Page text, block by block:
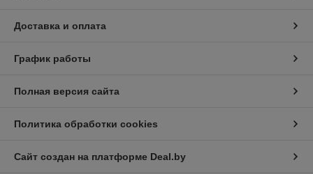
Доставка и оплата
График работы
Полная версия сайта
Политика обработки cookies
Сайт создан на платформе Deal.by